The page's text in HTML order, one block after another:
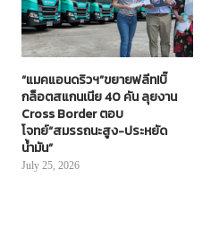
“แมคแอนดริวฯ”ขยายฟลีท!บิ๊
กล็อตสแกนเนีย 40 คัน ลุยงาน
Cross Border ตอบ
โจทย์“สมรรถนะสูง-ประหยัด
น้ำมัน”
July 25, 2026